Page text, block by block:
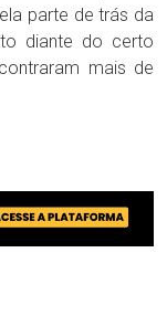
parte de trás da
diante do certo
mais de